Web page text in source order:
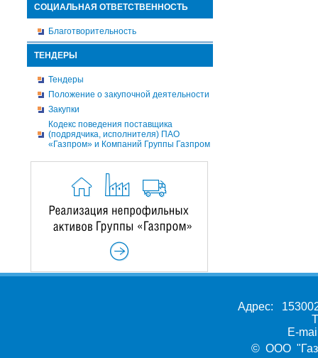
СОЦИАЛЬНАЯ ОТВЕТСТВЕННОСТЬ
Благотворительность
ТЕНДЕРЫ
Тендеры
Положение о закупочной деятельности
Закупки
Кодекс поведения поставщика
(подрядчика, исполнителя) ПАО
«Газпром» и Компаний Группы Газпром
Адрес:
E-
© ООО